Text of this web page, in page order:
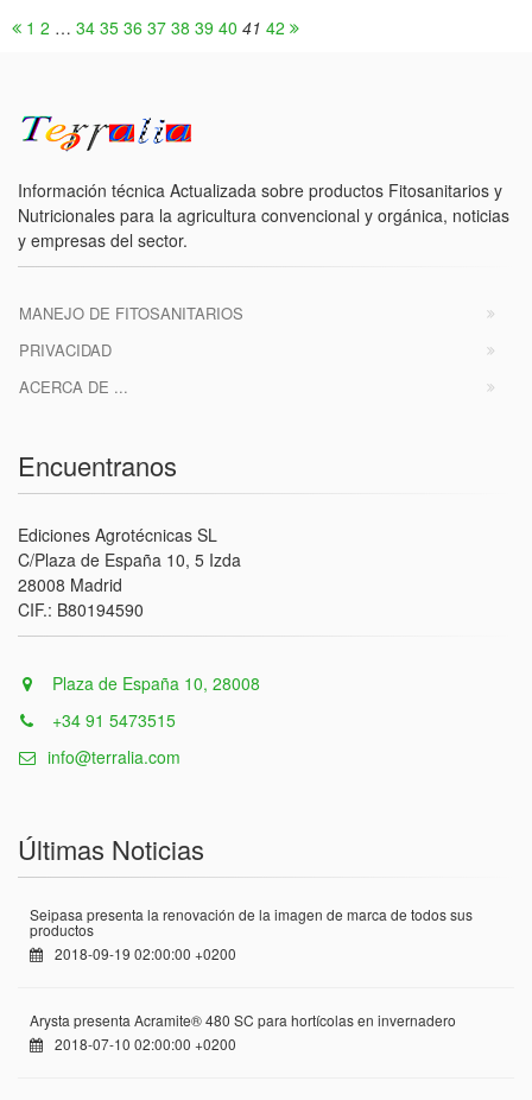
1 2 … 34 35 36 37 38 39 40 41 42
Información técnica Actualizada sobre productos Fitosanitarios y
Nutricionales para la agricultura convencional y orgánica, noticias
y empresas del sector.
MANEJO DE FITOSANITARIOS
PRIVACIDAD
ACERCA DE ...
Encuentranos
Ediciones Agrotécnicas SL
C/Plaza de España 10, 5 Izda
28008 Madrid
CIF.: B80194590
Plaza de España 10, 28008
+34 91 5473515
info@terralia.com
Últimas Noticias
Seipasa presenta la renovación de la imagen de marca de todos sus
productos
2018-09-19 02:00:00 +0200
Arysta presenta Acramite® 480 SC para hortícolas en invernadero
2018-07-10 02:00:00 +0200